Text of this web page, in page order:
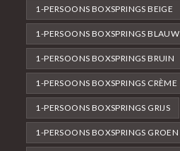
1-PERSOONS BOXSPRINGS BEIGE
1-PERSOONS BOXSPRINGS BLAUW
1-PERSOONS BOXSPRINGS BRUIN
1-PERSOONS BOXSPRINGS CRÈME
1-PERSOONS BOXSPRINGS GRIJS
1-PERSOONS BOXSPRINGS GROEN